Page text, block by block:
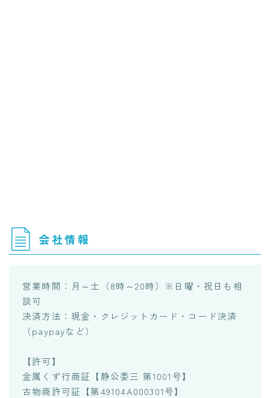
会社情報
営業時間：月～土（8時～20時）※日曜・祝日も相
談可
決済方法：現金・クレジットカード・コード決済
（paypayなど）
【許可】
金属くず行商証【静公委三 第1001号】
古物商許可証【第49104A000301号】